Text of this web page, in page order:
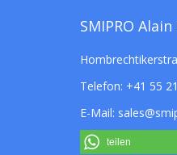
SMIPRO
Telefon: +41 55
E-Mail:
teilen